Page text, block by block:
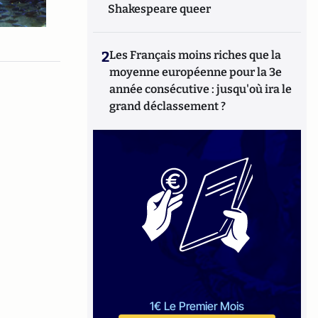
Shakespeare queer
2Les Français moins riches que la
moyenne européenne pour la 3e
année consécutive : jusqu'où ira le
grand déclassement ?
1€ Le Premier Mois